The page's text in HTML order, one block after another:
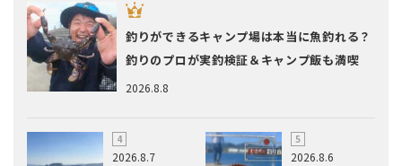
2026.8.8
釣りができるキャンプ場は本当に魚釣れる？
釣りのプロが実釣検証＆キャンプ飯も満喫
2026.8.7 2026.8.6